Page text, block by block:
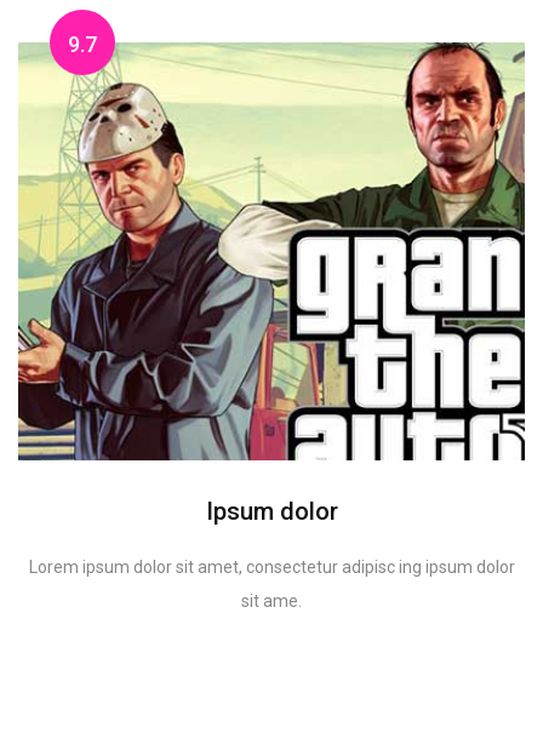
9.7
Ipsum dolor
Lorem ipsum dolor sit amet, consectetur adipisc ing ipsum dolor
sit ame.